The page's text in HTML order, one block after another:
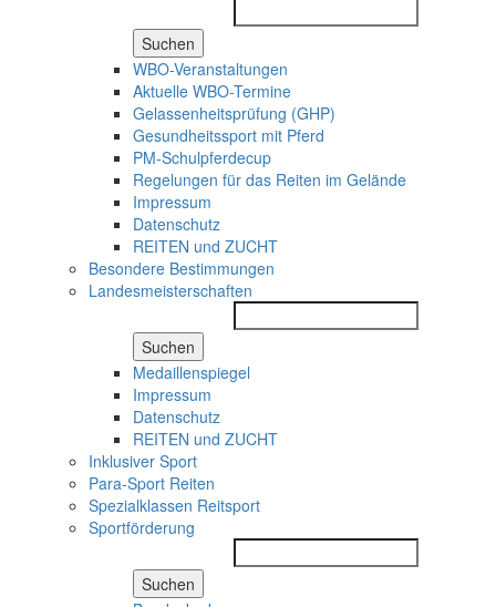
Suchen
WBO-Veranstaltungen
Aktuelle WBO-Termine
Gelassenheitsprüfung (GHP)
Gesundheitssport mit Pferd
PM-Schulpferdecup
Regelungen für das Reiten im Gelände
Impressum
Datenschutz
REITEN und ZUCHT
Besondere Bestimmungen
Landesmeisterschaften
Suchen
Medaillenspiegel
Impressum
Datenschutz
REITEN und ZUCHT
Inklusiver Sport
Para-Sport Reiten
Spezialklassen Reitsport
Sportförderung
Suchen